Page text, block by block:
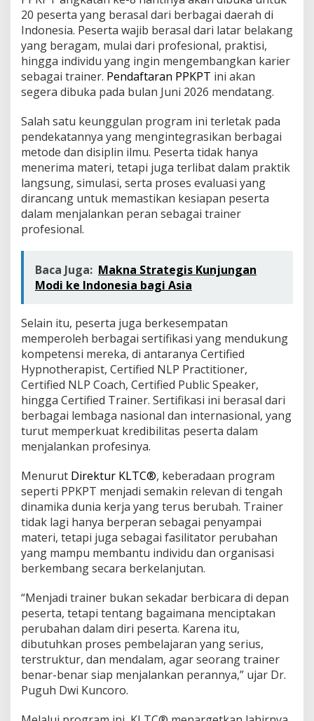
20 peserta yang berasal dari berbagai daerah di
Indonesia. Peserta wajib berasal dari latar belakang
yang beragam, mulai dari profesional, praktisi,
hingga individu yang ingin mengembangkan karier
sebagai trainer. Pendaftaran PPKPT ini akan
segera dibuka pada bulan Juni 2026 mendatang.
Salah satu keunggulan program ini terletak pada
pendekatannya yang mengintegrasikan berbagai
metode dan disiplin ilmu. Peserta tidak hanya
menerima materi, tetapi juga terlibat dalam praktik
langsung, simulasi, serta proses evaluasi yang
dirancang untuk memastikan kesiapan peserta
dalam menjalankan peran sebagai trainer
profesional.
Baca Juga: Makna Strategis Kunjungan
Modi ke Indonesia bagi Asia
Selain itu, peserta juga berkesempatan
memperoleh berbagai sertifikasi yang mendukung
kompetensi mereka, di antaranya Certified
Hypnotherapist, Certified NLP Practitioner,
Certified NLP Coach, Certified Public Speaker,
hingga Certified Trainer. Sertifikasi ini berasal dari
berbagai lembaga nasional dan internasional, yang
turut memperkuat kredibilitas peserta dalam
menjalankan profesinya.
Menurut Direktur KLTC®, keberadaan program
seperti PPKPT menjadi semakin relevan di tengah
dinamika dunia kerja yang terus berubah. Trainer
tidak lagi hanya berperan sebagai penyampai
materi, tetapi juga sebagai fasilitator perubahan
yang mampu membantu individu dan organisasi
berkembang secara berkelanjutan.
“Menjadi trainer bukan sekadar berbicara di depan
peserta, tetapi tentang bagaimana menciptakan
perubahan dalam diri peserta. Karena itu,
dibutuhkan proses pembelajaran yang serius,
terstruktur, dan mendalam, agar seorang trainer
benar-benar siap menjalankan perannya,” ujar Dr.
Puguh Dwi Kuncoro.